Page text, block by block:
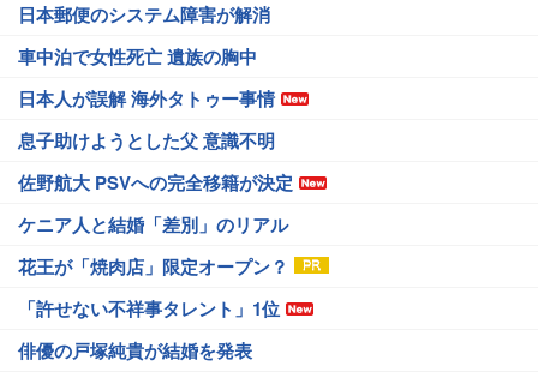
日本郵便のシステム障害が解消
車中泊で女性死亡 遺族の胸中
日本人が誤解 海外タトゥー事情
息子助けようとした父 意識不明
佐野航大 PSVへの完全移籍が決定
ケニア人と結婚「差別」のリアル
花王が「焼肉店」限定オープン？
「許せない不祥事タレント」1位
俳優の戸塚純貴が結婚を発表